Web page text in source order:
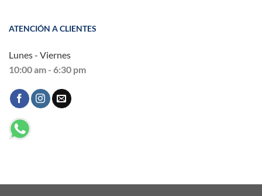
ATENCIÓN A CLIENTES
Lunes - Viernes
10:00 am - 6:30 pm